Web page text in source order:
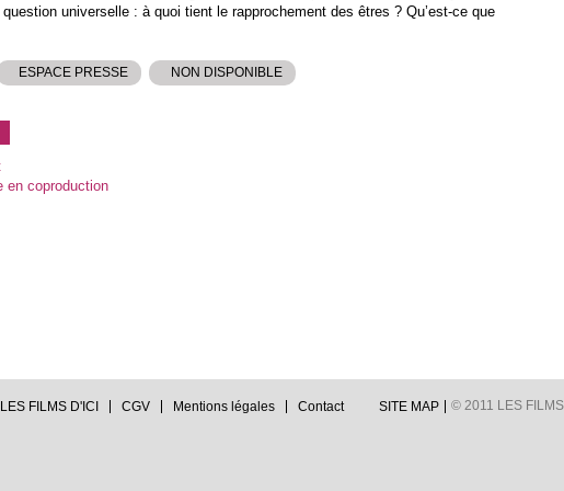
universelle : à quoi tient le rapprochement des êtres ? Qu’est-ce que
ESPACE PRESSE NON DISPONIBLE
en coproduction
LES FILMS D'ICI CGV Mentions légales Contact SITE MAP © 2011 LES FILMS